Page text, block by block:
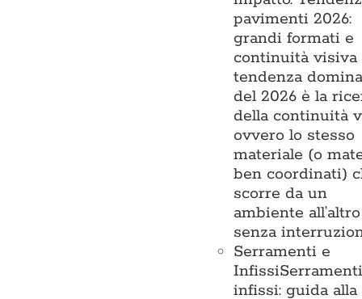
pavimenti 2026:
grandi formati e
continuità visiva
tendenza
del 2026 è la
della continuità
ovvero lo stesso
materiale (o
ben coordinati)
scorre da un
ambiente all’altro
senza
Serramenti e
Infissi
infissi: guida alla